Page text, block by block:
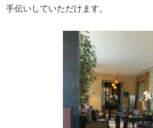
手伝いしていただけます。